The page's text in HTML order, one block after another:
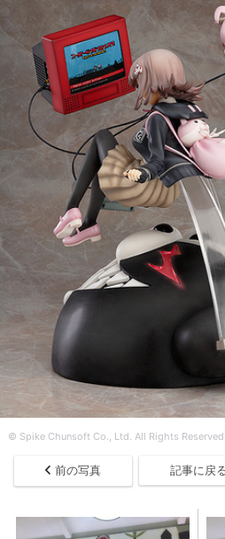
© Spike Chunsoft Co., Ltd. All Rights Reserved.
前の写真 記事に戻